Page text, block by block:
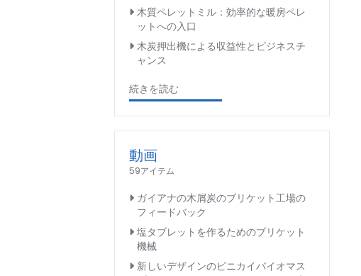
木質ペレットミル：効率的な暖房ペレ
ットへの入口
木炭押出機による収益性とビジネスチ
ャンス
続きを読む
動画
59アイテム
ガイアナの木屑炭のブリケット工場の
フィードバック
塩タブレットを作るためのブリケット
機械
新しいデザインのピニカイバイオマス